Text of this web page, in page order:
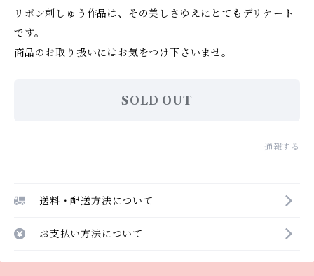
リボン刺しゅう作品は、その美しさゆえにとてもデリケート
です。
商品のお取り扱いにはお気をつけ下さいませ。
SOLD OUT
通報する
送料・配送方法について
お支払い方法について